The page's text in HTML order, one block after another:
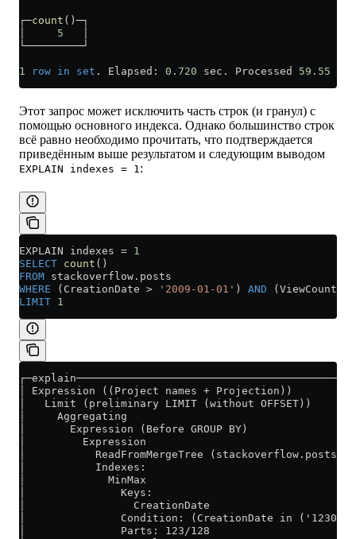
┌─count ()─┐
5
└─────────┘
1 row in set . Elapsed: 0 . 720 sec. Processed 59 . 55
Этот запрос может исключить часть строк (и гранул) с
помощью основного индекса. Однако большинство строк
всё равно необходимо прочитать, что подтверждается
приведённым выше результатом и следующим выводом
EXPLAIN indexes = 1 :
EXPLAIN indexes = 1
SELECT count ()
FROM stackoverflow . posts
WHERE (CreationDate > '2009-01-01' ) AND (ViewCount
LIMIT 1
│ Expression ((Project names + Projection))
│   Limit (preliminary LIMIT (without OFFSET))
│     Aggregating
│       Expression (Before GROUP BY)
│         Expression
│           ReadFromMergeTree
│           Indexes:
│             MinMax
│               Keys:
│                 CreationDate
│               Condition: (CreationDate in
│               Parts: 123/128